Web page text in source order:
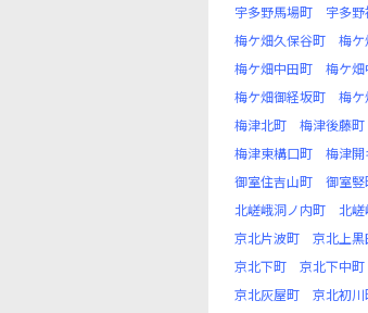
宇多野馬場町
宇多
梅ケ畑久保谷町
梅ケ
梅ケ畑中田町
梅ケ
梅ケ畑御経坂町
梅ケ
梅津北町
梅津後藤町
梅津東構口町
梅津開
御室住吉山町
御室竪
北嵯峨洞ノ内町
北
京北片波町
京北上黒
京北下町
京北下中町
京北灰屋町
京北初川